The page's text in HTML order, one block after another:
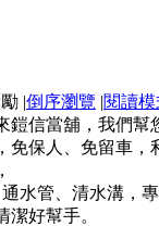
|倒序瀏覽 |閱讀
信當舖，我們
保人、免留車
水管、清水溝，
好幫手。